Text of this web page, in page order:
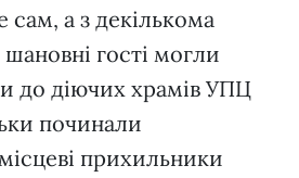
сам, а з декількома
гості могли
до діючих храмів УПЦ
починали
прихильники